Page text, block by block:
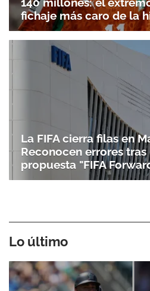
fichaje más caro de la
La FIFA cierra filas en
Reconocen errores
propuesta "FIFA
Lo último